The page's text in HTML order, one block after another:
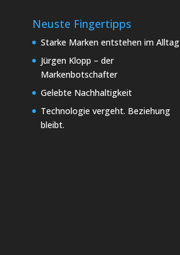
Neuste Fingertipps
Starke Marken entstehen im Alltag
Jürgen Klopp – der
Markenbotschafter
Gelebte Nachhaltigkeit
Technologie vergeht. Beziehung
bleibt.